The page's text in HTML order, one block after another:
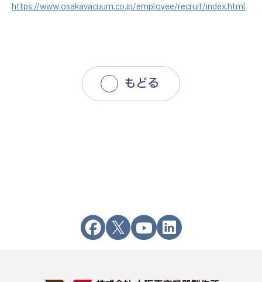
https://www.osakavacuum.co.jp/employee/recruit/index.html
もどる